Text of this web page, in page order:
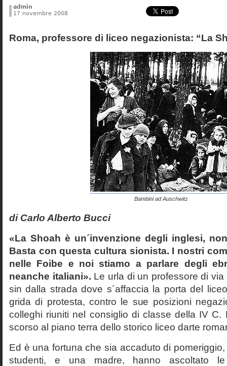
admin
17 novembre 2008
Roma, professore di liceo negazionista: “La
Bambini ad Auschwitz
di Carlo Alberto Bucci
«La Shoah è un´invenzione degli inglesi,
Basta con questa cultura sionista. I nostri
nelle Foibe e noi stiamo a parlare degli
neanche italiani». Le urla di un professore di
sin dalla strada dove s´affaccia la porta del
grida di protesta, contro le sue posizioni
colleghi riuniti nel consiglio di classe della IV C.
scorso al piano terra dello storico liceo darte
Ed è una fortuna che sia accaduto di
studenti, e una madre, hanno ascoltato le